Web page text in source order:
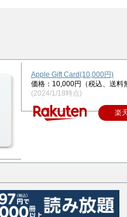
Apple Gift Card(10,000円)
価格：10,000円（税込、送料
(2024/1/18時点)
楽